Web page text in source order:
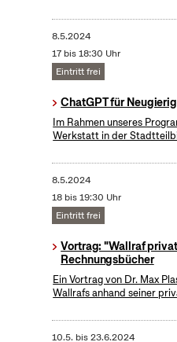
8.5.2024
17 bis 18:30 Uhr
Eintritt frei
ChatGPT für
Im Rahmen unseres
Werkstatt in der
8.5.2024
18 bis 19:30 Uhr
Eintritt frei
Vortrag: "Wallraf
Rechnungsbücher
Ein Vortrag von Dr. Max
Wallrafs anhand seiner
10.5. bis23.6.2024